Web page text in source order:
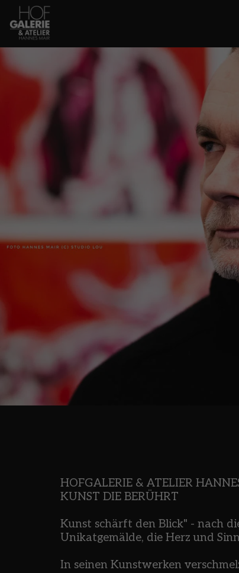
HOFGALERIE & ATELIER
KUNST DIE BERÜHRT
Kunst schärft den Blick" - nach
Unikatgemälde, die Herz und
In seinen Kunstwerken